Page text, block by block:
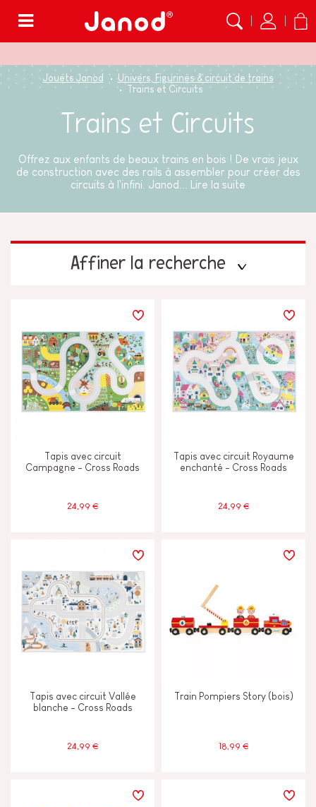
Jouets Janod
Univers, Figurines & circuit de trains
Trains et Circuits
Trains et Circuits
Offrez aux enfants de beaux trains en bois ! De vrais jeux
de construction avec des rails à assembler pour créer des
circuits à l'infini. Janod...
Lire la suite
Affiner la recherche
TYPES D'APPRENTISSAGE
Imaginer inventer & créer
Manipuler & manier
Toucher voir & entendre
4-5 4 - 5 ans
Tapis avec circuit
Campagne - Cross Roads
24,99 €
Tapis avec circuit Royaume
enchanté - Cross Roads
24,99 €
Tapis avec circuit Vallée
blanche - Cross Roads
24,99 €
Train Pompiers Story (bois)
18,99 €